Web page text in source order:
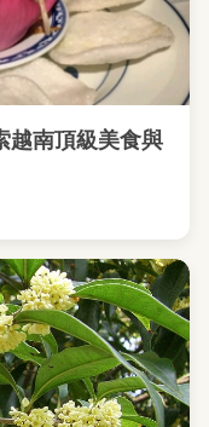
越南頂級美食與